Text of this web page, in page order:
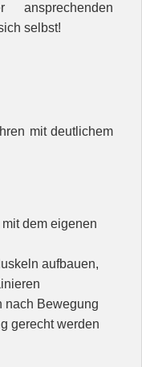
selbst!
mit deutlichem
dem eigenen
aufbauen,
nach Bewegung
gerecht werden